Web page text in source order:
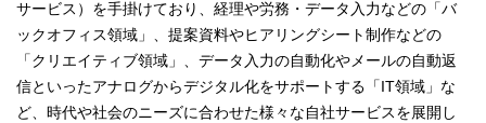
サービス）を手掛けており、経理や労務・データ入力などの「バ
ックオフィス領域」、提案資料やヒアリングシート制作などの
「クリエイティブ領域」、データ入力の自動化やメールの自動返
信といったアナログからデジタル化をサポートする「IT領域」な
ど、時代や社会のニーズに合わせた様々な自社サービスを展開し